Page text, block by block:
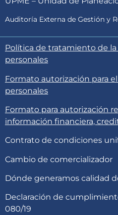
Auditoría Externa de Gestión y
Política de tratamiento de
personales
Formato autorización para
personales
Formato para autorización
información financiera,
Contrato de condiciones
Cambio de comercializador
Dónde generamos calidad
Declaración de
080/19